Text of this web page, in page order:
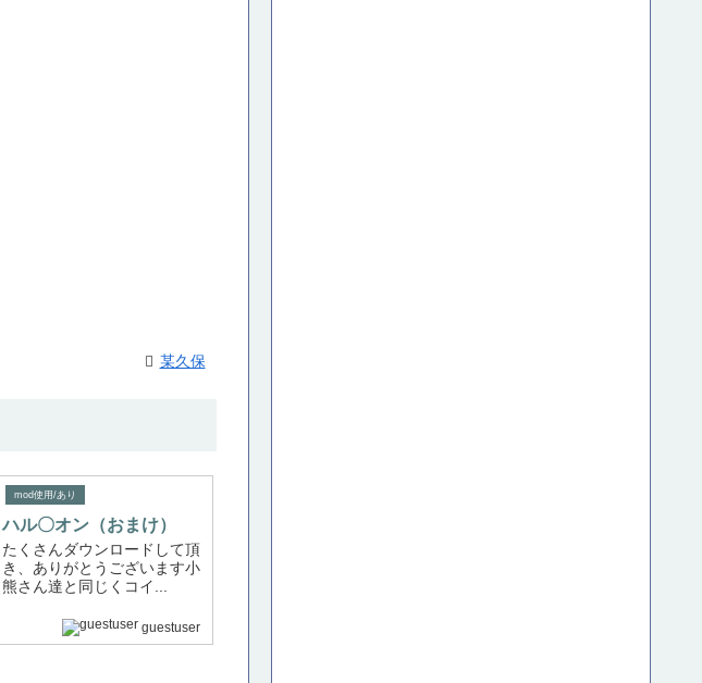
某久保
mod使用/あり
ハル〇オン（おまけ）
たくさんダウンロードして頂
き、ありがとうございます小
熊さん達と同じくコイ...
guestuser